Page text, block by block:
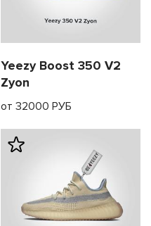
Yeezy Boost 350 V2
Zyon
от 32000 РУБ